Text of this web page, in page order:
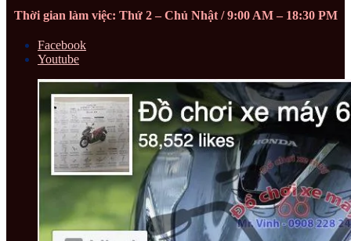
Thời gian làm việc: Thứ 2 – Chủ Nhật / 9:00 AM – 18:30 PM
Facebook
Youtube